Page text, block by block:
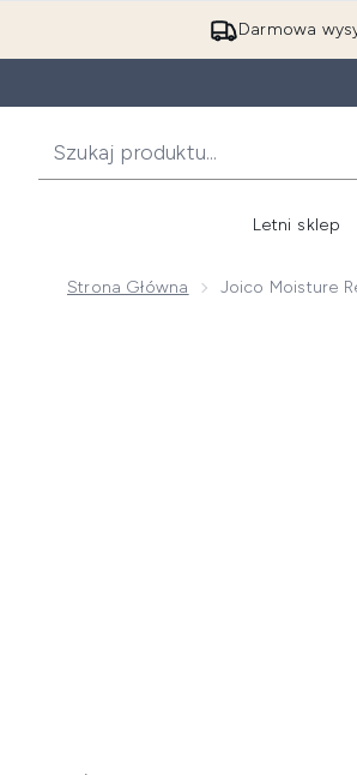
Darmowa
Letni sklep
Strona Główna Joico Moisture
Now showing image 1 Joico